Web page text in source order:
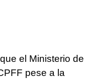
el Ministerio de
pese a la